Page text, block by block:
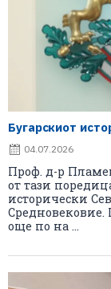
Бугарскиот
04.07.2026
Проф. д-р
от тази
исторически
още по на ...